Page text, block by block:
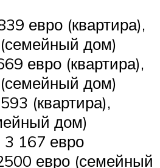
евро (квартира),
дом)
евро (квартира),
дом)
(квартира),
дом)
167 евро
евро (семейный